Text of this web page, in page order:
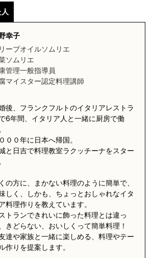
幸子
ーブオイルソムリエ
ソムリエ
管理一般指導員
マイスター認定料理講師
後、フランクフルトのイタリアレストラ
6年間、イタリア人と一緒に厨房で働
００年に日本へ帰国。
と日吉で料理教室ラクッチーナをスター
の方に、まかない料理のように簡単で、
しく、しかも、ちょっとおしゃれなイタ
料理作りを教えています。
トランできれいに飾った料理とは違っ
きどらない、おいしくって簡単料理！
達や家族と一緒に楽しめる、料理やテー
作りを提案します。